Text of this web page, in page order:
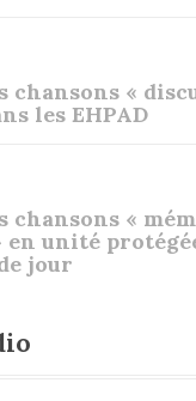
chansons «
les EHPAD
chansons «
unité
jour